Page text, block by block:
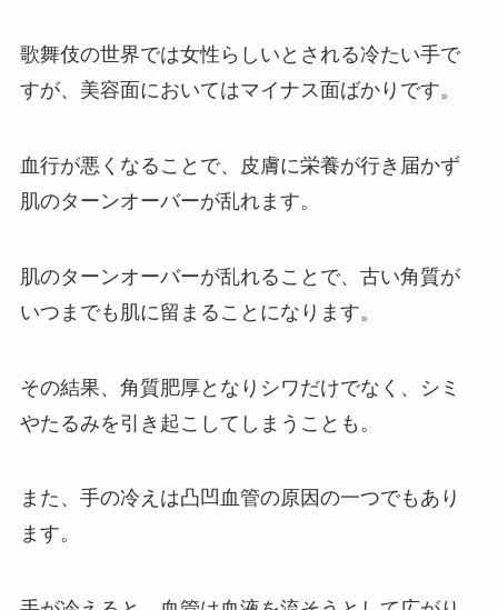
歌舞伎の世界では女性らしいとされる冷たい手で
すが、美容面においてはマイナス面ばかりです。
血行が悪くなることで、皮膚に栄養が行き届かず
肌のターンオーバーが乱れます。
肌のターンオーバーが乱れることで、古い角質が
いつまでも肌に留まることになります。
その結果、角質肥厚となりシワだけでなく、シミ
やたるみを引き起こしてしまうことも。
また、手の冷えは凸凹血管の原因の一つでもあり
ます。